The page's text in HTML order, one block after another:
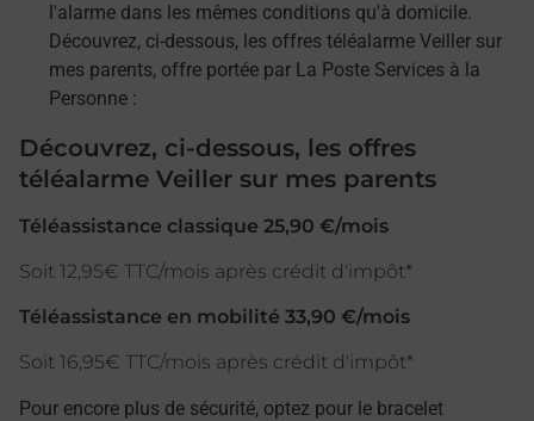
l'alarme dans les mêmes conditions qu'à domicile.
Découvrez, ci-dessous, les offres téléalarme Veiller sur
mes parents, offre portée par La Poste Services à la
Personne :
Découvrez, ci-dessous, les offres
téléalarme Veiller sur mes parents
Téléassistance classique 25,90 €/mois
Soit 12,95€ TTC/mois après crédit d'impôt*
Téléassistance en mobilité 33,90 €/mois
Soit 16,95€ TTC/mois après crédit d'impôt*
Pour encore plus de sécurité, optez pour le bracelet